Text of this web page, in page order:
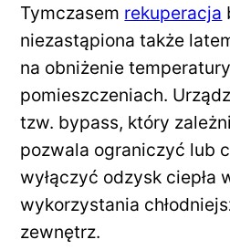
Tymczasem rekuperacja
niezastąpiona także
na obniżenie
pomieszczeniach.
tzw. bypass, który
pozwala ograniczyć lub
wyłączyć odzysk ciepła
wykorzystania
zewnętrz.